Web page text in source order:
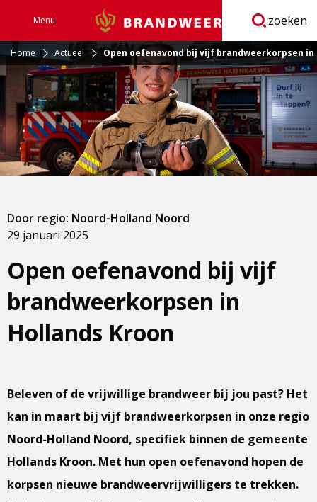
Menu Brandweer zoeken
Home Actueel Open oefenavond bij vijf brandweerkorpsen in
Open oefenavond bij vijf
brandweerkorpsen in
Hollands Kroon
29 januari 2025
Door regio: Noord-Holland Noord
Beleven of de vrijwillige brandweer bij jou past? Het
kan in maart bij vijf brandweerkorpsen in onze regio
Noord-Holland Noord, specifiek binnen de gemeente
Hollands Kroon. Met hun open oefenavond hopen de
korpsen nieuwe brandweervrijwilligers te trekken.